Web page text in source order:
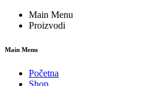
Main Menu
Proizvodi
Main Menu
Početna
Shop